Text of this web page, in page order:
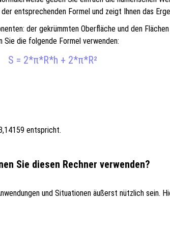
entsprechenden Formel und zeigt Ihnen das
der gekrümmten Oberfläche und den
Sie die folgende Formel verwenden:
S = 2*π*R*h + 2*π*R²
entspricht.
Sie diesen Rechner verwenden?
und Situationen äußerst nützlich sein.